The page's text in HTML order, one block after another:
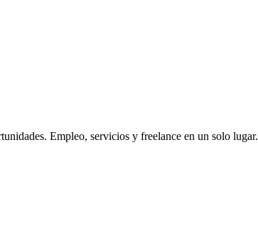
Empleo, servicios y freelance en un solo lugar.